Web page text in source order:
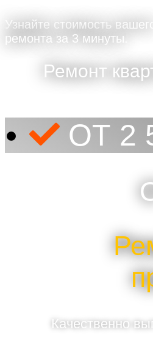
Узнайте стоимость вашего
ремонта за 3 минуты.
Ремонт
ОТ 2
Качественно